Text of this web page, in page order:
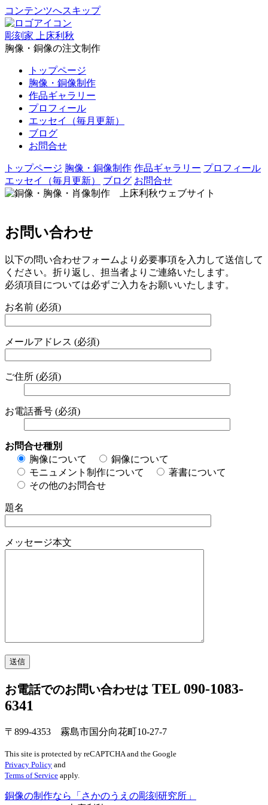
コンテンツへスキップ
彫刻家 上床利秋
胸像・銅像の注文制作
トップページ
胸像・銅像制作
作品ギャラリー
プロフィール
エッセイ（毎月更新）
ブログ
お問合せ
トップページ 胸像・銅像制作 作品ギャラリー プロフィール
エッセイ（毎月更新）
ブログ お問合せ
制作の注文制作を行っております。
お問い合わせ
以下の問い合わせフォームより必要事項を入力して送信して
ください。折り返し、担当者よりご連絡いたします。
必須項目については必ずご入力をお願いいたします。
お名前 (必須)
メールアドレス (必須)
ご住所 (必須)
お電話番号 (必須)
お問合せ種別
胸像について
銅像について
モニュメント制作について
著書について
その他のお問合せ
題名
メッセージ本文
お電話でのお問い合わせは TEL 090-1083-
6341
〒899-4353 霧島市国分向花町10-27-7
This site is protected by reCAPTCHA and the Google
Privacy Policy and
Terms of Service apply.
銅像の制作なら「さかのうえの彫刻研究所」